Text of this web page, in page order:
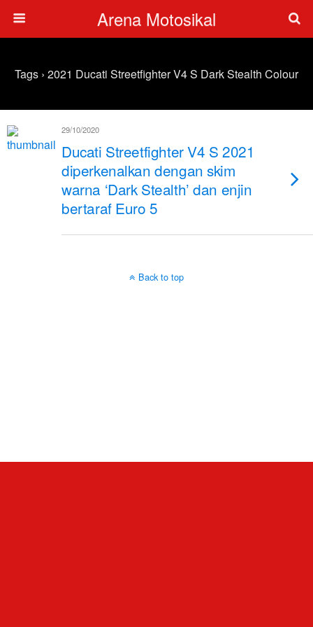
Arena Motosikal
Tags › 2021 Ducati Streetfighter V4 S Dark Stealth Colour
29/10/2020
Ducati Streetfighter V4 S 2021
diperkenalkan dengan skim
warna ‘Dark Stealth’ dan enjin
bertaraf Euro 5
Back to top